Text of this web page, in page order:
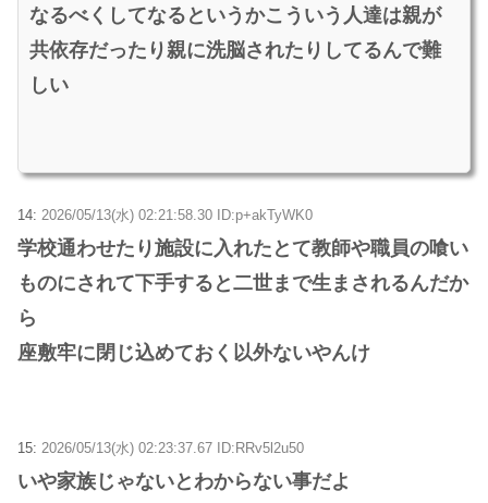
なるべくしてなるというかこういう人達は親が
共依存だったり親に洗脳されたりしてるんで難
しい
14: 2026/05/13(水) 02:21:58.30 ID:p+akTyWK0
学校通わせたり施設に入れたとて教師や職員の喰い
ものにされて下手すると二世まで生まされるんだか
ら
座敷牢に閉じ込めておく以外ないやんけ
15: 2026/05/13(水) 02:23:37.67 ID:RRv5l2u50
いや家族じゃないとわからない事だよ